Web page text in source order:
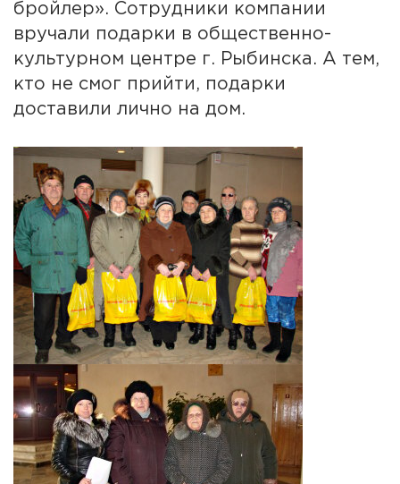
бройлер». Сотрудники компании
вручали подарки в общественно-
культурном центре г. Рыбинска. А тем,
кто не смог прийти, подарки
доставили лично на дом.